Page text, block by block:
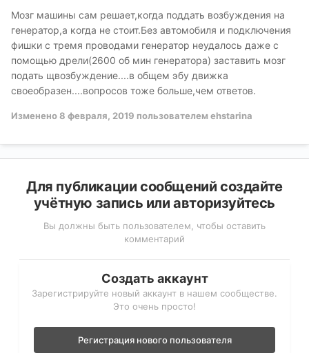
Мозг машины сам решает,когда поддать возбуждения на
генератор,а когда не стоит.Без автомобиля и подключения
фишки с тремя проводами генератор неудалось даже с
помощью дрели(2600 об мин генератора) заставить мозг
подать щвозбуждение....в общем эбу движка
своеобразен....вопросов тоже больше,чем ответов.
Изменено8 февраля, 2019 пользователем ehstarina
Для публикации сообщений создайте
учётную запись или авторизуйтесь
Вы должны быть пользователем, чтобы оставить
комментарий
Создать аккаунт
Зарегистрируйте новый аккаунт в нашем сообществе.
Это очень просто!
Регистрация нового пользователя